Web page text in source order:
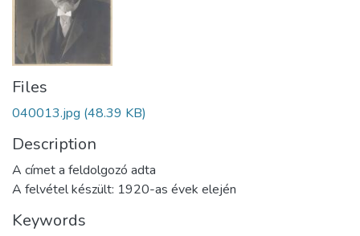
Files
040013.jpg (48.39 KB)
Description
A címet a feldolgozó adta
A felvétel készült: 1920-as évek elején
Keywords